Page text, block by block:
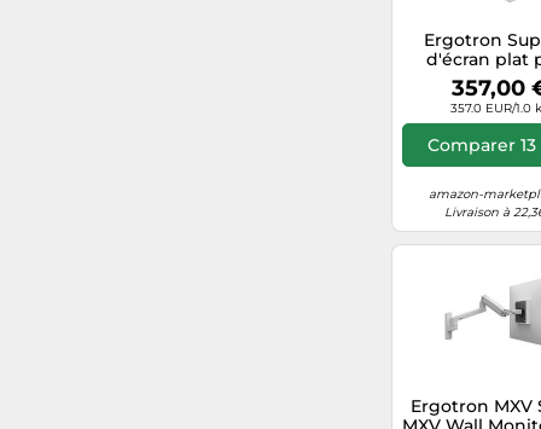
Ergotron
d'écran plat
bureau 45-
357,00
357.0 EUR/1.0
Comparer
amazon-
Livraison à
Ergotron MXV